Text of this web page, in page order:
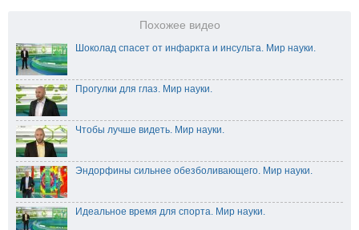
Похожее видео
Шоколад спасет от инфаркта и инсульта. Мир науки.
Прогулки для глаз. Мир науки.
Чтобы лучше видеть. Мир науки.
Эндорфины сильнее обезболивающего. Мир науки.
Идеальное время для спорта. Мир науки.